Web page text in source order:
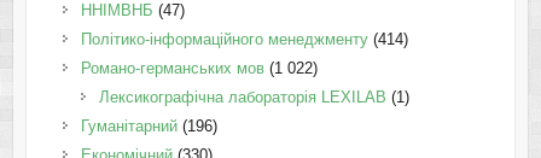
ННІМВНБ (47)
Політико-інформаційного менеджменту(414)
Романо-германських мов(1 022)
Лексикографічна лабораторія LEXILAB (1)
Гуманітарний(196)